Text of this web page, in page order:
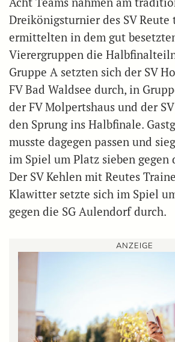
Dreikönigsturnier des SV Reute
ermittelten in dem gut
Vierergruppen die
Gruppe A setzten sich der SV
FV Bad Waldsee durch, in
der FV Molpertshaus und der
den Sprung ins Halbfinale.
musste dagegen passen und
im Spiel um Platz sieben gegen
Der SV Kehlen mit Reutes
Klawitter setzte sich im Spiel
gegen die SG Aulendorf durch.
ANZEIGE